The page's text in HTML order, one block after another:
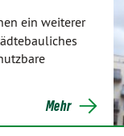
ein weiterer
Mehr